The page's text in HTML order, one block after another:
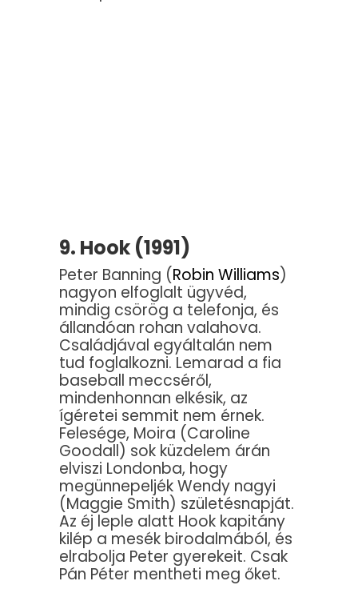
9. Hook (1991)
Peter Banning (Robin Williams)
nagyon elfoglalt ügyvéd,
mindig csörög a telefonja, és
állandóan rohan valahova.
Családjával egyáltalán nem
tud foglalkozni. Lemarad a fia
baseball meccséről,
mindenhonnan elkésik, az
ígéretei semmit nem érnek.
Felesége, Moira (Caroline
Goodall) sok küzdelem árán
elviszi Londonba, hogy
megünnepeljék Wendy nagyi
(Maggie Smith) születésnapját.
Az éj leple alatt Hook kapitány
kilép a mesék birodalmából, és
elrabolja Peter gyerekeit. Csak
Pán Péter mentheti meg őket.